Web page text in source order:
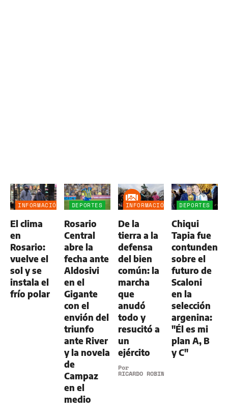
INFORMACIÓN
El clima
en
Rosario:
vuelve el
sol y se
instala el
frío polar
DEPORTES
Rosario
Central
abre la
fecha ante
Aldosivi
en el
Gigante
con el
envión del
triunfo
ante River
y la novela
de
Campaz
en el
medio
INFORMACIÓN
De la
tierra a la
defensa
del bien
común: la
marcha
que
anudó
todo y
resucitó a
un
ejército
Por
RICARDO ROBINS
DEPORTES
Chiqui
Tapia fue
contundente
sobre el
futuro de
Scaloni
en la
selección
argenina:
"Él es mi
plan A, B
y C"